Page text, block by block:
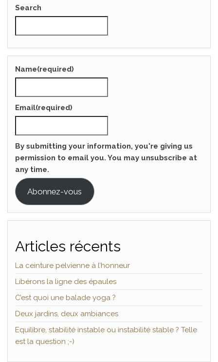
Search
Name(required)
Email(required)
By submitting your information, you're giving us
permission to email you. You may unsubscribe at
any time.
Abonnez-vous
Articles récents
La ceinture pelvienne à l’honneur
Libérons la ligne des épaules
C’est quoi une balade yoga ?
Deux jardins, deux ambiances
Equilibre, stabilité instable ou instabilité stable ? Telle
est la question ;-)